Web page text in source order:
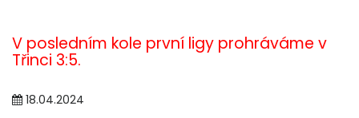
V posledním kole první ligy prohráváme v
Třinci 3:5.
18.04.2024